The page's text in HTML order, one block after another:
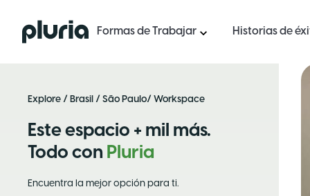
Logo Pluria Formas de Trabajar Historias de
Explore / Brasil / São Paulo/ Workspace
Este espacio + mil más.
Todo con Pluria
Encuentra la mejor opción para ti.